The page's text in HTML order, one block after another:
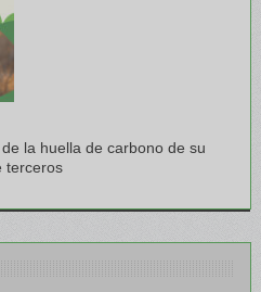
la huella de carbono de su
terceros